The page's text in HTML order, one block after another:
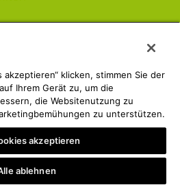
MwSt., ggfl. zzgl. Versandkosten
ATHESIA BUCH | MwSt.-Nr.:
Policy
Impressum
akzeptieren“ klicken, stimmen Sie der
Ihrem Gerät zu, um die
die Websitenutzung zu
zu unterstützen.
akzeptieren
ablehnen